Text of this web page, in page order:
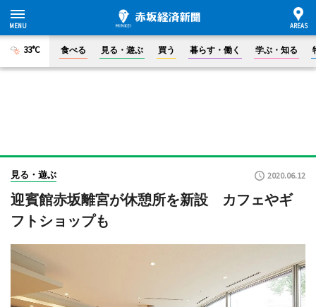
33°C 食べる 見る・遊ぶ 買う 暮らす・働く 学ぶ・知る
見る・遊ぶ 2020.06.12
迎賓館赤坂離宮が休憩所を新設 カフェやギ
フトショップも